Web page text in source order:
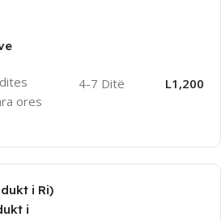
ores
4-7 Ditë L1,200
i Ri)
i